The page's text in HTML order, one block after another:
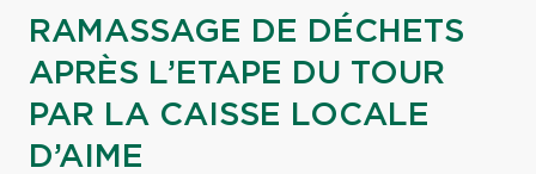
RAMASSAGE DE DÉCHETS
APRÈS L’ETAPE DU TOUR
PAR LA CAISSE LOCALE
D’AIME